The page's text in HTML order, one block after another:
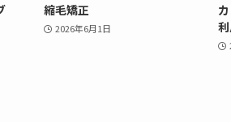
縮毛矯正
2026年6月1日